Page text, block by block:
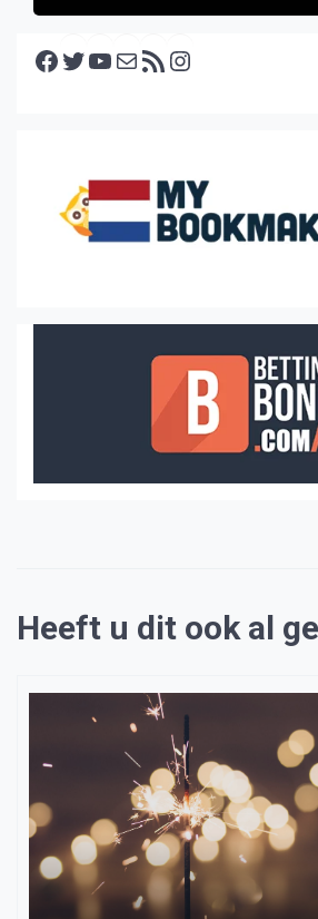
Facebook Twitter YouTube E-mail RSS feed
Heeft u dit ook al